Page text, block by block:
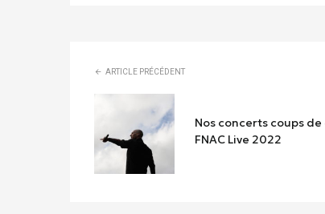
ARTICLE PRÉCÉDENT
Nos concerts coups
FNAC Live 2022